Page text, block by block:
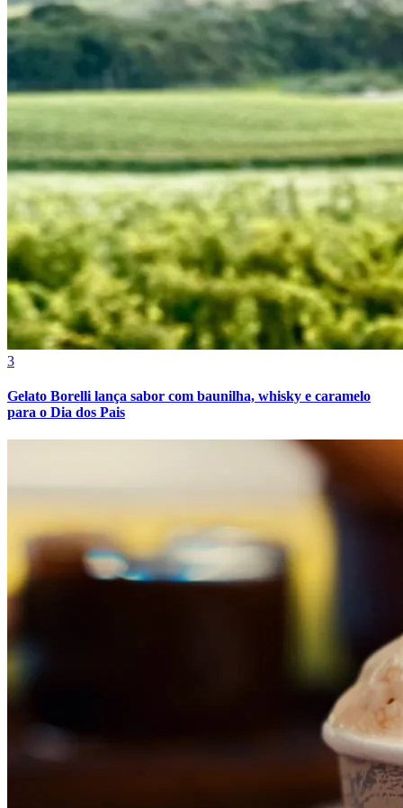
Bahia
Fortaleza
3
Gelato Borelli lança sabor com baunilha, whisky e caramelo
para o Dia dos Pais